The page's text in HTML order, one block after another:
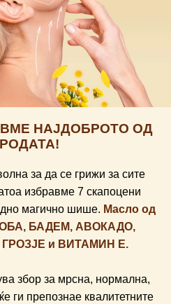
НАЈДОБРОТО ОД
за да се грижи за сите
избравме 7 скапоцени
магично шише. Масло од
БАДЕМ, АВОКАДО,
ГРОЗЈЕ и ВИТАМИН Е.
збор за мрсна, нормална,
ги препознае квалитетните